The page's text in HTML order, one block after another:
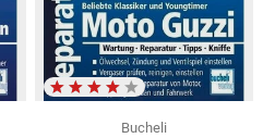
Bucheli